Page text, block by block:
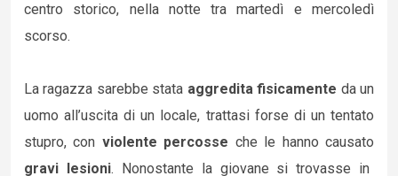
centro storico, nella notte tra martedì e mercoledì
scorso.
La ragazza sarebbe stata aggredita fisicamente da un
uomo all’uscita di un locale, trattasi forse di un tentato
stupro, con violente percosse che le hanno causato
gravi lesioni. Nonostante la giovane si trovasse in